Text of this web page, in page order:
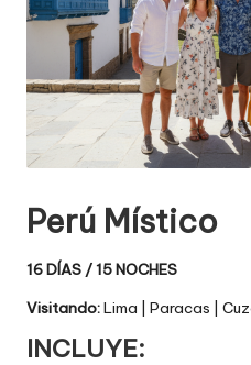
Perú Místico
16 DÍAS / 15 NOCHES
Visitando:Lima | Paracas |
INCLUYE: